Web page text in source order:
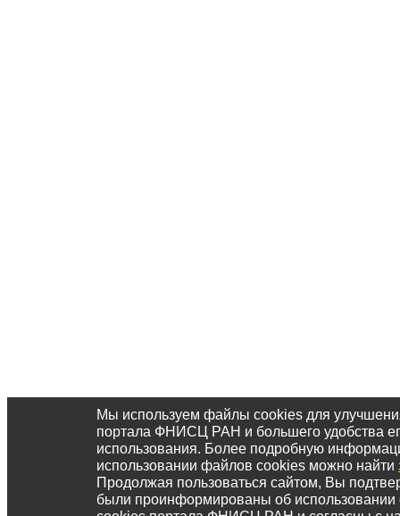
Мы используем файлы cookies для
портала ФНИСЦ РАН и большего удобства
использования. Более подробную
использовании файлов cookies можно найти
Продолжая пользоваться сайтом, Вы
были проинформированы об